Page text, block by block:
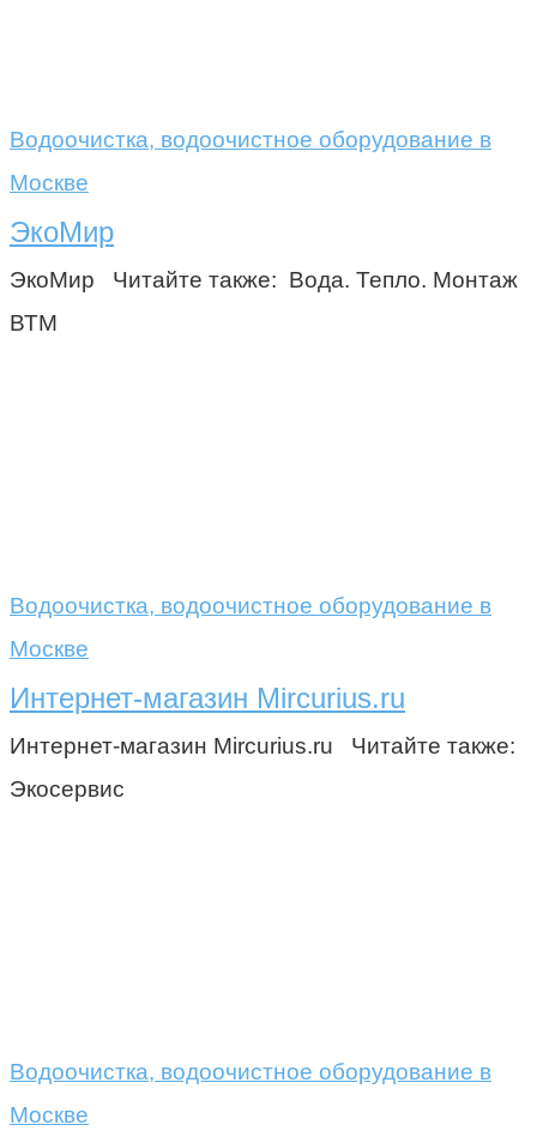
Водоочистка, водоочистное оборудование в
Москве
ЭкоМир
ЭкоМир Читайте также: Вода. Тепло. Монтаж
ВТМ
Водоочистка, водоочистное оборудование в
Москве
Интернет-магазин Mircurius.ru
Интернет-магазин Mircurius.ru Читайте также:
Экосервис
Водоочистка, водоочистное оборудование в
Москве